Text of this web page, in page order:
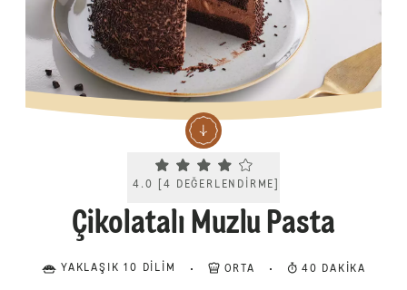
Current rating 4.0. Click to rate.
4.0 [4 DEĞERLENDIRME
Çikolatalı Muzlu Pasta
YAKLAŞIK 10 DILIM ORTA 40 DAKIKA